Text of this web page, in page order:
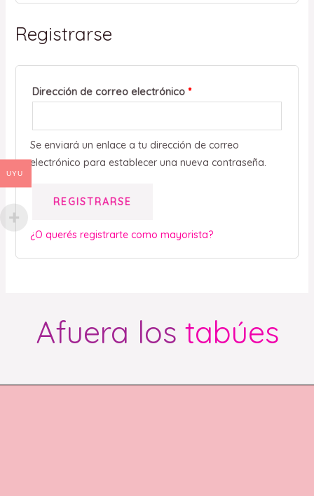
Registrarse
Dirección de correo electrónico *
Se enviará un enlace a tu dirección de correo
electrónico para establecer una nueva contraseña.
REGISTRARSE
¿O querés registrarte como mayorista?
Afuera los tabúes
UYU